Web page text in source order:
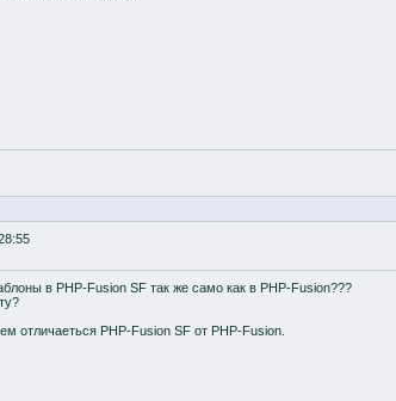
в PHP-Fusion SF так же само как в PHP-Fusion???
отличаеться PHP-Fusion SF от PHP-Fusion.